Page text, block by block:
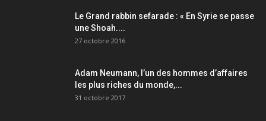
Le Grand rabbin sefarade : « En Syrie se passe
une Shoah....
27 octobre 2016
Adam Neumann, l’un des hommes d’affaires
les plus riches du monde,...
31 octobre 2017